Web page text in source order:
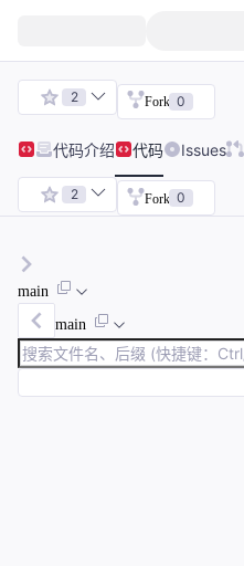
2 Fork 0
代码介绍 代码 Issues
2 Fork 0
main
main